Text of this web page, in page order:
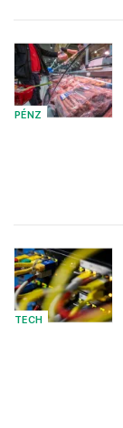
PÉNZ
TECH